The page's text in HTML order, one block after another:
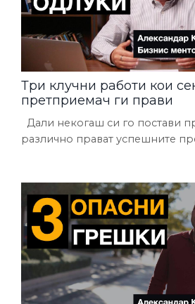
Три клучни работи кои
претприемач ги прави
Дали некогаш си го постави
различно прават успешните
за тебе, но јас постојано си ги
прашања во минатото. И да,
тема. Магијата е откриена.
справуваат во овие 3 главни
разглобувам во детали и преку